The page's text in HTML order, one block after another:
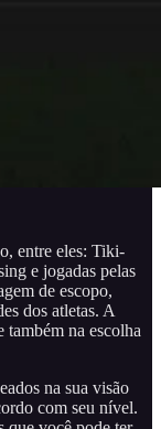
entre eles: Tiki-
e jogadas pelas
de escopo,
dos atletas. A
na escolha
na sua visão
com seu nível.